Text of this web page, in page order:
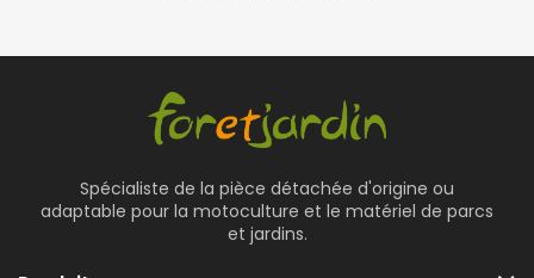
Spécialiste de la pièce détachée d'origine ou
adaptable pour la motoculture et le matériel de parcs
et jardins.